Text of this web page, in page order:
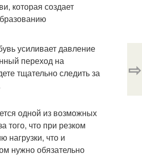
которая создает
усиливает давление
переход на
тщательно следить за
одной из возможных
того, что при резком
нагрузки, что и
нужно обязательно
⇨